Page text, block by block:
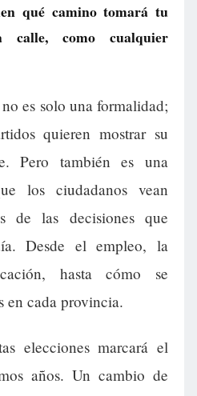
qué camino tomará tu
como cualquier
es solo una formalidad;
quieren mostrar su
Pero también es una
los ciudadanos vean
de las decisiones que
Desde el empleo, la
hasta cómo se
en cada provincia.
elecciones marcará el
años. Un cambio de